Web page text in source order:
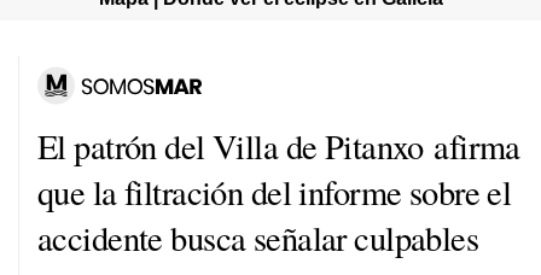
El patrón del Villa de Pitanxo afirma
que la filtración del informe sobre el
accidente busca señalar culpables